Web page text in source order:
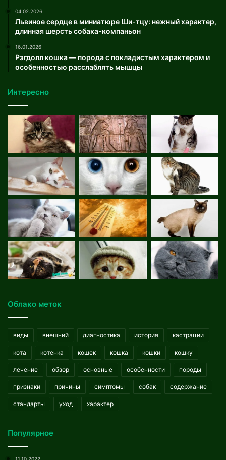
04.02.2026
Львиное сердце в миниатюре Ши-тцу: нежный характер,
длинная шерсть собака-компаньон
16.01.2026
Рэгдолл кошка — порода с покладистым характером и
особенностью расслаблять мышцы
Интересно
Облако меток
виды внешний диагностика история кастрации
кота котенка кошек кошка кошки кошку
лечение обзор основные особенности породы
признаки причины симптомы собак содержание
стандарты уход характер
Популярное